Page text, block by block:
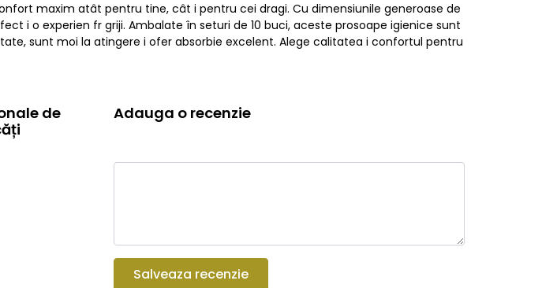
maxim atât pentru tine, cât i pentru cei dragi. Cu dimensiunile generoase de
i o experien fr griji. Ambalate în seturi de 10 buci, aceste prosoape igienice sunt
sunt moi la atingere i ofer absorbie excelent. Alege calitatea i confortul pentru
de
Adauga o recenzie
Salveaza recenzie